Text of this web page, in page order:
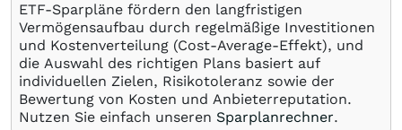
ETF-Sparpläne fördern den langfristigen
Vermögensaufbau durch regelmäßige Investitionen
und Kostenverteilung (Cost-Average-Effekt), und
die Auswahl des richtigen Plans basiert auf
individuellen Zielen, Risikotoleranz sowie der
Bewertung von Kosten und Anbieterreputation.
Nutzen Sie einfach unseren Sparplanrechner.